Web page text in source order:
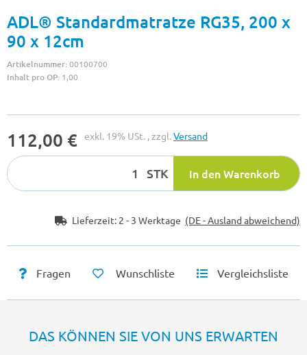
ADL® Standardmatratze RG35, 200 x
90 x 12cm
Artikelnummer:00100700
Inhalt pro OP: 1,00
112,00 € exkl. 19% USt. , zzgl.Versand
STK In den Warenkorb
Lieferzeit: 2 - 3 Werktage (DE - Ausland abweichend)
Fragen Wunschliste Vergleichsliste
DAS KÖNNEN SIE VON UNS ERWARTEN